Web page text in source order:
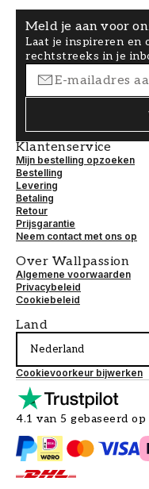
Meld je aan voor
Laat je inspireren en
rechtstreeks in je
Klantenservice
Mijn bestelling opzoeken
Bestelling
Levering
Betaling
Retour
Prijsgarantie
Neem contact met ons op
Over Wallpassion
Algemene voorwaarden
Privacybeleid
Cookiebeleid
Land
Nederland
Cookievoorkeur bijwerken
4.1 van 5 gebaseerd